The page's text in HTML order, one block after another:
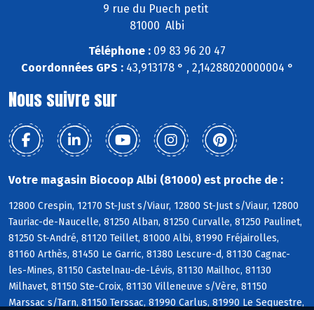
9 rue du Puech petit
81000 Albi
Téléphone : 09 83 96 20 47
Coordonnées GPS :43,913178 ° , 2,14288020000004 °
Nous suivre sur
Votre magasin Biocoop Albi (81000) est proche de :
12800 Crespin, 12170 St-Just s/Viaur, 12800 St-Just s/Viaur, 12800
Tauriac-de-Naucelle, 81250 Alban, 81250 Curvalle, 81250 Paulinet,
81250 St-André, 81120 Teillet, 81000 Albi, 81990 Fréjairolles,
81160 Arthès, 81450 Le Garric, 81380 Lescure-d, 81130 Cagnac-
les-Mines, 81150 Castelnau-de-Lévis, 81130 Mailhoc, 81130
Milhavet, 81150 Ste-Croix, 81130 Villeneuve s/Vère, 81150
Marssac s/Tarn, 81150 Terssac, 81990 Carlus, 81990 Le Sequestre,